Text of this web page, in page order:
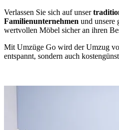
Verlassen Sie sich auf unser
Familienunternehmen und unsere
wertvollen Möbel sicher an ihren
Mit Umzüge Go wird der Umzug
entspannt, sondern auch